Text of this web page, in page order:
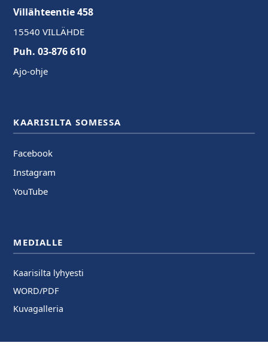
Villähteentie 458
15540 VILLÄHDE
Puh. 03-876 610
Ajo-ohje
KAARISILTA SOMESSA
Facebook
Instagram
YouTube
MEDIALLE
Kaarisilta lyhyesti
WORD/PDF
Kuvagalleria